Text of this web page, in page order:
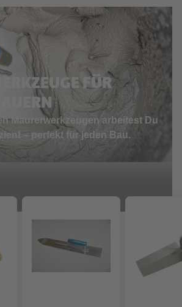
FÜR
Maurerwerkzeugen arbeitest Du
– perfekt für jeden Bau.